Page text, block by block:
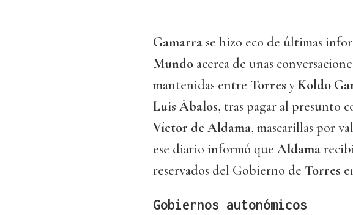
Gamarra se hizo eco de últimas
Mundo acerca de unas
mantenidas entre Torres yKoldo
Luis Ábalos, tras pagar al presunto
Víctor de Aldama, mascarillas por
ese diario informó que Aldama
reservados del Gobierno de Torres
Gobiernos autonómicos